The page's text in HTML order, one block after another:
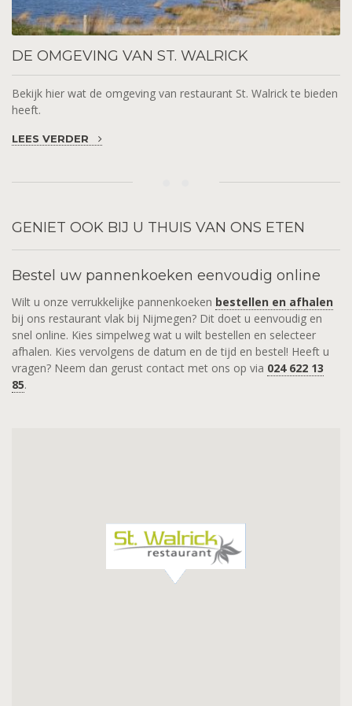
DE OMGEVING VAN ST. WALRICK
Bekijk hier wat de omgeving van restaurant St. Walrick te bieden
heeft.
LEES VERDER
GENIET OOK BIJ U THUIS VAN ONS ETEN
Bestel uw pannenkoeken eenvoudig online
Wilt u onze verrukkelijke pannenkoeken bestellen en afhalen
bij ons restaurant vlak bij Nijmegen? Dit doet u eenvoudig en
snel online. Kies simpelweg wat u wilt bestellen en selecteer
afhalen. Kies vervolgens de datum en de tijd en bestel! Heeft u
vragen? Neem dan gerust contact met ons op via 024 622 13
85.